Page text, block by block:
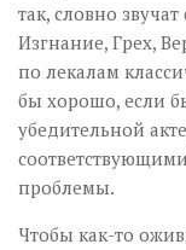
так, словно
Изгнание, Грех,
по лекалам
бы хорошо, если
убедительной
проблемы.
Чтобы как-то